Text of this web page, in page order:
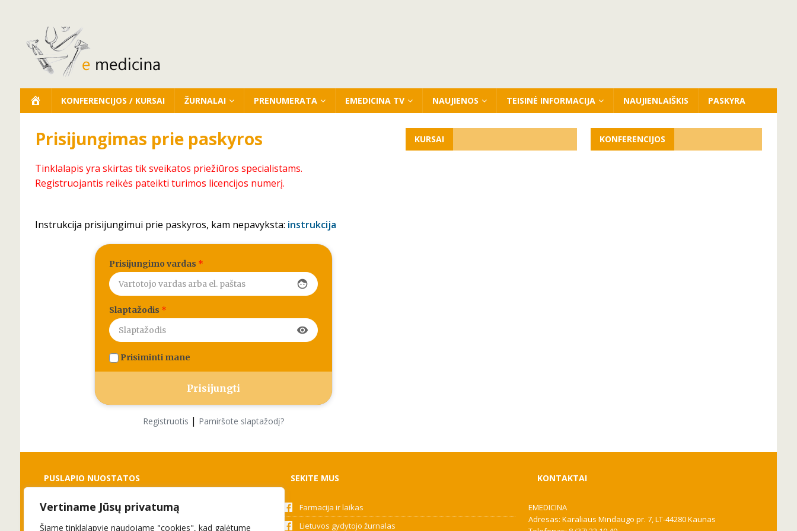
Vertiname Jūsų privatumą
Šiame tinklalapyje naudojame "cookies", kad galėtume
KONFERENCIJOS / KURSAI ŽURNALAI PRENUMERATA EMEDICINA TV NAUJIENOS TEISINĖ INFORMACIJA NAUJIENLAIŠKIS PASKYRA
Prisijungimas prie paskyros
Tinklalapis yra skirtas tik sveikatos priežiūros specialistams.
Registruojantis reikės pateikti turimos licencijos numerį.
Instrukcija prisijungimui prie paskyros, kam nepavyksta: instrukcija
Prisijungimo vardas *
face
Slaptažodis *
visibility
Prisiminti mane
Registruotis | Pamiršote slaptažodį?
KURSAI KONFERENCIJOS
PUSLAPIO NUOSTATOS
Slapukai
Privatumo politika
SEKITE MUS
Farmacija ir laikas
Lietuvos gydytojo žurnalas
KONTAKTAI
EMEDICINA
Adresas: Karaliaus Mindaugo pr. 7, LT-44280 Kaunas